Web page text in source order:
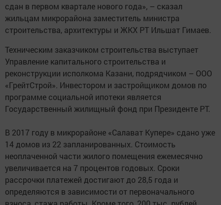
сдан в первом квартале нового года», – сказал
жильцам микрорайона заместитель министра
строительства, архитектуры и ЖКХ РТ Ильшат Гимаев.
Техническим заказчиком строительства выступает
Управление капитального строительства и
реконструкции исполкома Казани, подрядчиком – ООО
«ГрейтСтрой». Инвестором и застройщиком домов по
программе социальной ипотеки является
Государственный жилищный фонд при Президенте РТ.
В 2017 году в микрорайоне «Салават Купере» сдано уже
14 домов из 22 запланированных. Стоимость
неоплаченной части жилого помещения ежемесячно
увеличивается на 7 процентов годовых. Сроки
рассрочки платежей достигают до 28,5 года и
определяются в зависимости от первоначального